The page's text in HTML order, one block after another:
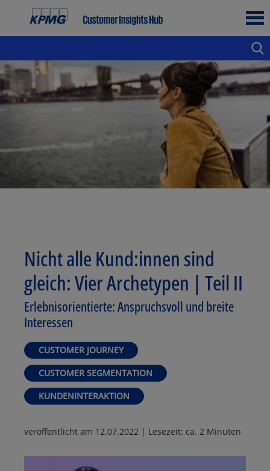
Nicht alle Kund:innen sind
gleich: Vier Archetypen | Teil II
Erlebnisorientierte: Anspruchsvoll und breite
Interessen
CUSTOMER JOURNEY
CUSTOMER SEGMENTATION
KUNDENINTERAKTION
veröffentlicht am 12.07.2022 | Lesezeit: ca. 2 Minuten